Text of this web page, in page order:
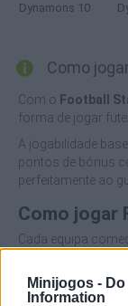
Minijogos -
Information
Dynamons 10
Como
Com o Football
forma de jogar
A jogabilidade
pontos de bónus
perfeitamente ao
Como jogar
Cada equipa
cartas de poder
adversário para